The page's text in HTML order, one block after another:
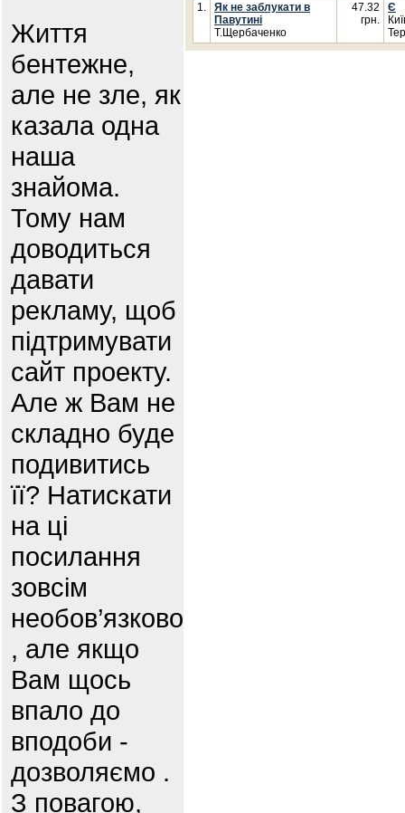
Життя
бентежне,
але не зле, як
казала одна
наша
знайома.
Тому нам
доводиться
давати
рекламу, щоб
підтримувати
сайт проекту.
Але ж Вам не
складно буде
подивитись
її? Натискати
на ці
посилання
зовсім
необов’язково
, але якщо
Вам щось
впало до
вподоби -
дозволяємо .
З повагою,
1.
Як не заблукати в
Павутині
Т.Щербаченко
47.32
грн.
Є